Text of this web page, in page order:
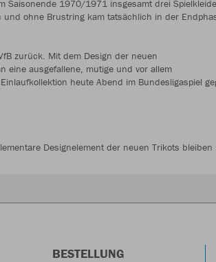
Saisonende 1970/1971 insgesamt drei
ohne Brustring kam tatsächlich in der
zurück. Mit dem Design der neuen
eine ausgefallene, mutige und vor allem
heute Abend im Bundesligaspiel
Designelement der neuen Trikots bleiben
BESTELLUNG